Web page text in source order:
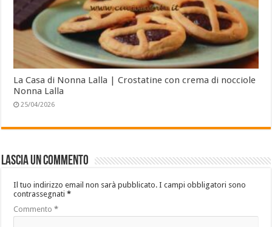
La Casa di Nonna Lalla | Crostatine con crema di nocciole
Nonna Lalla
25/04/2026
Lascia un commento
Il tuo indirizzo email non sarà pubblicato. I campi obbligatori sono
contrassegnati*
Commento*